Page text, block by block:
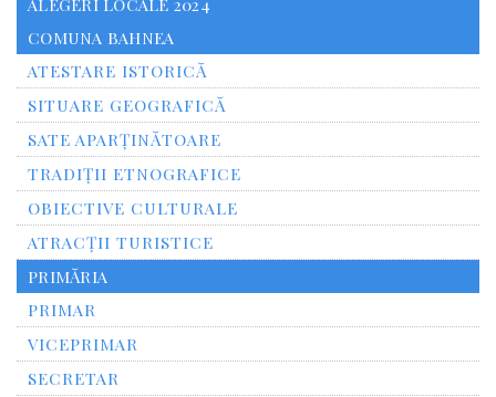
ALEGERI LOCALE 2024
COMUNA BAHNEA
ATESTARE ISTORICĂ
SITUARE GEOGRAFICĂ
SATE APARȚINĂTOARE
TRADIȚII ETNOGRAFICE
OBIECTIVE CULTURALE
ATRACȚII TURISTICE
PRIMĂRIA
PRIMAR
VICEPRIMAR
SECRETAR